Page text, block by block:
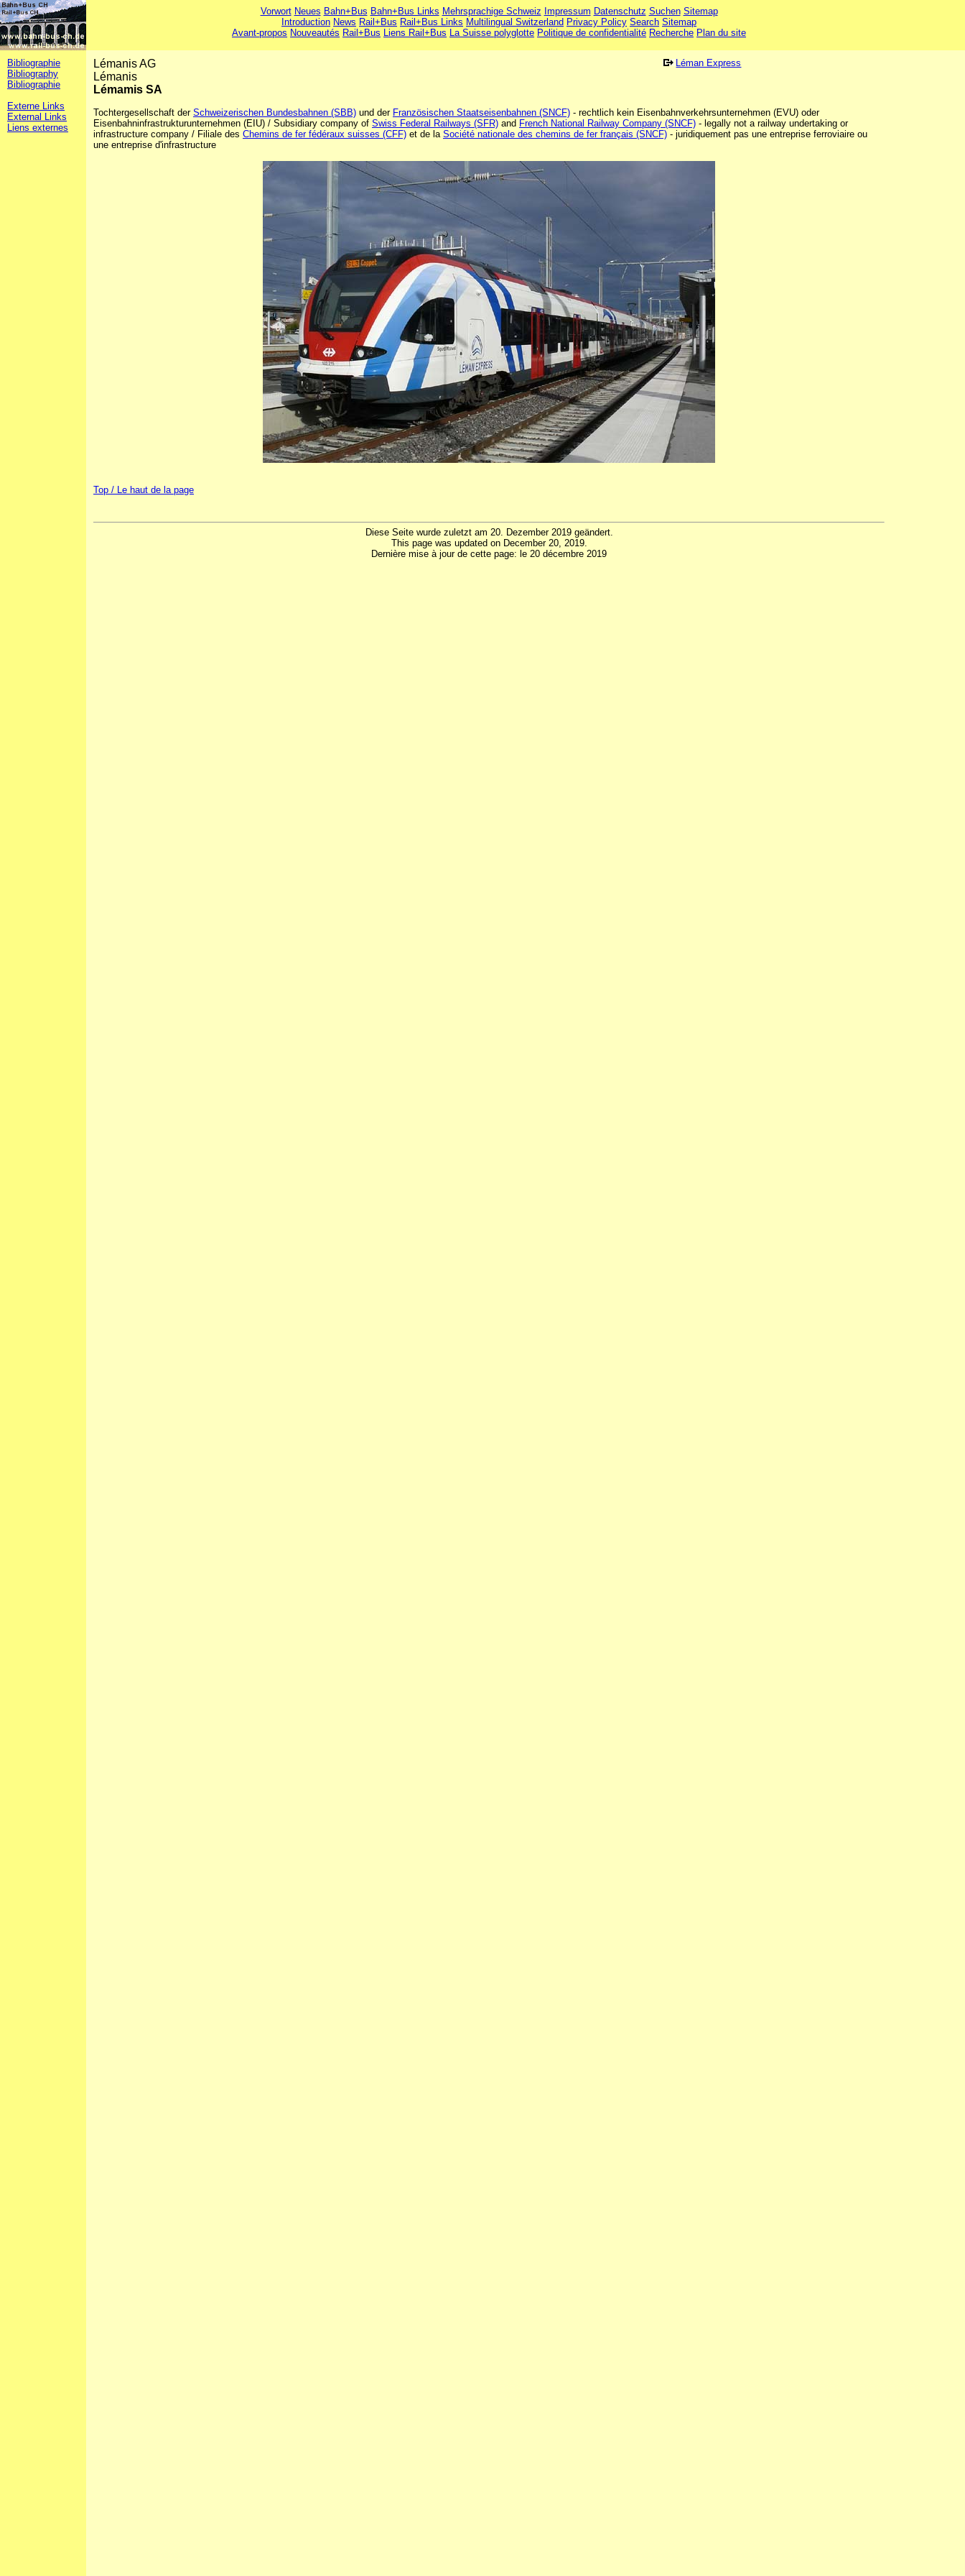
Vorwort Neues Bahn+Bus Bahn+Bus Links Mehrsprachige Schweiz Impressum Datenschutz Suchen Sitemap
Introduction News Rail+Bus Rail+Bus Links Multilingual Switzerland Privacy Policy Search Sitemap
Avant-propos Nouveautés Rail+Bus Liens Rail+Bus La Suisse polyglotte Politique de confidentialité Recherche Plan du site
Bibliographie
Bibliography
Bibliographie
Externe Links
External Links
Liens externes
Lémanis AG
Lémanis
Lémamis SA
Léman Express
Tochtergesellschaft der Schweizerischen Bundesbahnen (SBB) und der Französischen Staatseisenbahnen (SNCF) - rechtlich kein Eisenbahnverkehrsunternehmen (EVU) oder
Eisenbahninfrastrukturunternehmen (EIU) / Subsidiary company of Swiss Federal Railways (SFR) and French National Railway Company (SNCF) - legally not a railway undertaking or
infrastructure company / Filiale des Chemins de fer fédéraux suisses (CFF) et de la Société nationale des chemins de fer français (SNCF) - juridiquement pas une entreprise ferroviaire ou
une entreprise d'infrastructure
Top / Le haut de la page
Diese Seite wurde zuletzt am 20. Dezember 2019 geändert.
This page was updated on December 20, 2019.
Dernière mise à jour de cette page: le 20 décembre 2019